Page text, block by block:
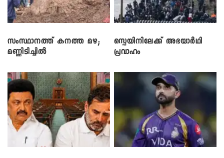
സംസ്ഥാനത്ത് കനത്ത മഴ;
മണ്ണിടിച്ചിൽ
സ്പെയിനിലേക്ക് അഭയാർഥി
പ്രവാഹം